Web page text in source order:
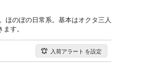
ほのぼの日常系。基本はオクタ三人
す。
入荷アラート を設定